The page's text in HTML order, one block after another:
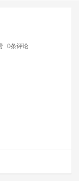
0条评论